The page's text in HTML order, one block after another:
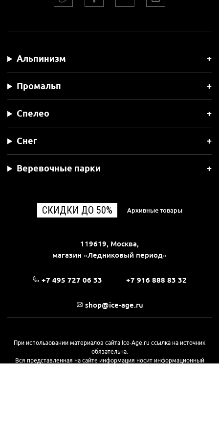
Альпинизм
Промальп
Спелео
Снег
Веревочные парки
СКИДКИ ДО 50% Архивные товары
119619, Москва,
магазин «Ледниковый период»
+7 495 727 06 33 +7 916 888 83 32
shop@ice-age.ru
При использовании материалов сайта Ice-Age.ru ссылка на источник
обязательна.
Вся представленная на сайте информация носит информационный